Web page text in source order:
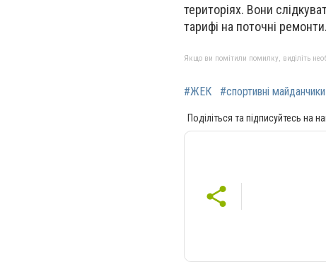
територіях. Вони
тарифі на поточні
Якщо ви помітили помилку, виділіть
#ЖЕК #спортивні майданчики
Поділіться та підписуйтесь на